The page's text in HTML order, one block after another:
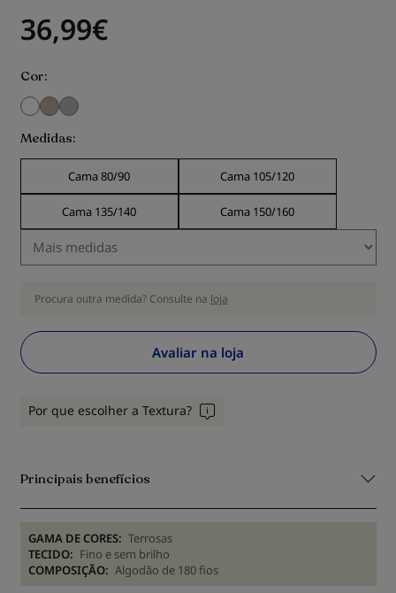
36,99€
Cor
Medidas
Cama 80/90 Cama 105/120
Cama 135/140 Cama 150/160
Procura outra medida? Consulte na loja
Avaliar na loja
Por que escolher a Textura?
Principais benefícios
GAMA DE CORES: Terrosas
TECIDO: Fino e sem brilho
COMPOSIÇÃO: Algodão de 180 fios